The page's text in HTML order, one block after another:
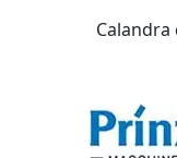
Calandra